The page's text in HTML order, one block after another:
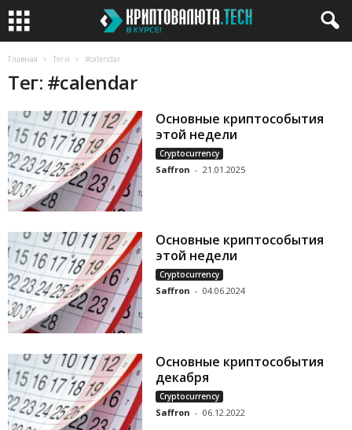
Главная Теги #calendar
Тег: #calendar
Основные криптособытия
этой недели
Cryptocurrency
Saffron - 21.01.2025
Основные криптособытия
этой недели
Cryptocurrency
Saffron - 04.06.2024
Основные криптособытия
декабря
Cryptocurrency
Saffron - 06.12.2022